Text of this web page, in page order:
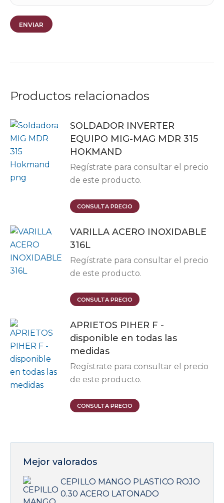
Productos relacionados
SOLDADOR INVERTER
EQUIPO MIG-MAG MDR 315
HOKMAND
Regístrate para consultar el precio
de este producto.
CONSULTA PRECIO
VARILLA ACERO INOXIDABLE
316L
Regístrate para consultar el precio
de este producto.
CONSULTA PRECIO
Este
tiene
múltiples
Las
opciones
pueden
la
producto
APRIETOS PIHER F -
disponible en todas las
medidas
Regístrate para consultar el precio
de este producto.
CONSULTA PRECIO
Este
múltiples
opciones
se
Mejor valorados
CEPILLO MANGO PLASTICO ROJO
0.30 ACERO LATONADO